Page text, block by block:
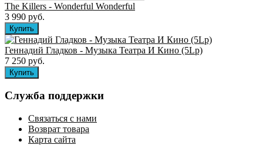
The Killers ‎- Wonderful Wonderful
3 990 руб.
Геннадий Гладков - Музыка Театра И Кино (5Lp)
7 250 руб.
Служба поддержки
Связаться с нами
Возврат товара
Карта сайта